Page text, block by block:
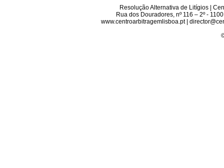
Resolução Alternativa de Litígios |
Rua dos Douradores, nº 116 – 2º -
www.centroarbitragemlisboa.pt |